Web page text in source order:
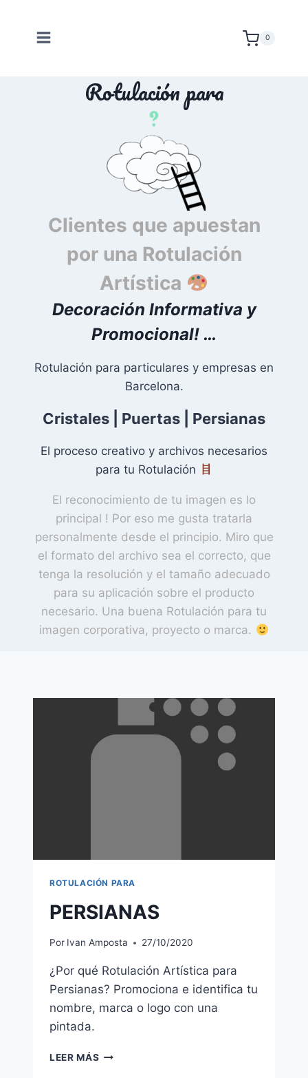
contenido
0
Rotulación para
Clientes que apuestan
por una Rotulación
Artística
Decoración Informativa y
Promocional! …
Rotulación para particulares y empresas en
Barcelona.
Cristales Puertas Persianas
El proceso creativo y archivos necesarios
para tu Rotulación
El reconocimiento de tu imagen es lo
principal ! Por eso me gusta tratarla
personalmente desde el principio. Miro que
el formato del archivo sea el correcto, que
tenga la resolución y el tamaño adecuado
para su aplicación sobre el producto
necesario. Una buena Rotulación para tu
imagen corporativa, proyecto o marca.
ROTULACIÓN PARA
PERSIANAS
Por Ivan Amposta 27/10/2020
¿Por qué Rotulación Artística para
Persianas? Promociona e identifica tu
nombre, marca o logo con una
pintada.
LEER MÁS PERSIANAS